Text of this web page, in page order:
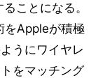
ことになる。
をAppleが積極
うにワイヤレ
をマッチング